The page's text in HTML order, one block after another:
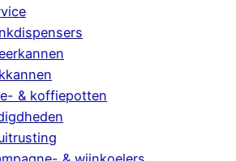
& koffiepotten